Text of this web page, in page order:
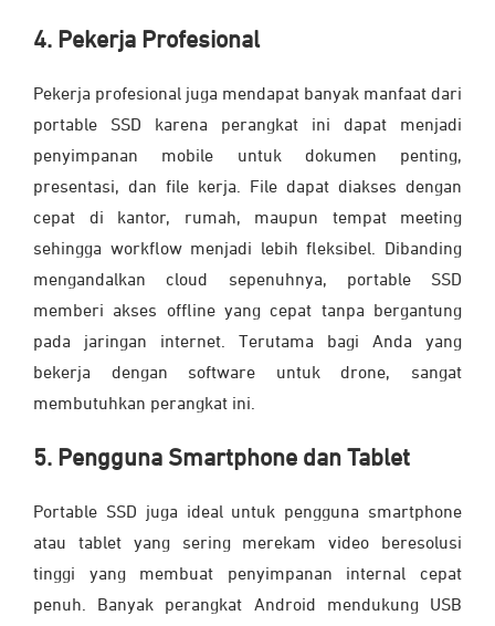
4. Pekerja Profesional
Pekerja profesional juga mendapat banyak manfaat dari
portable SSD karena perangkat ini dapat menjadi
penyimpanan mobile untuk dokumen penting,
presentasi, dan file kerja. File dapat diakses dengan
cepat di kantor, rumah, maupun tempat meeting
sehingga workflow menjadi lebih fleksibel. Dibanding
mengandalkan cloud sepenuhnya, portable SSD
memberi akses offline yang cepat tanpa bergantung
pada jaringan internet. Terutama bagi Anda yang
bekerja dengan software untuk drone, sangat
membutuhkan perangkat ini.
5. Pengguna Smartphone dan Tablet
Portable SSD juga ideal untuk pengguna smartphone
atau tablet yang sering merekam video beresolusi
tinggi yang membuat penyimpanan internal cepat
penuh. Banyak perangkat Android mendukung USB